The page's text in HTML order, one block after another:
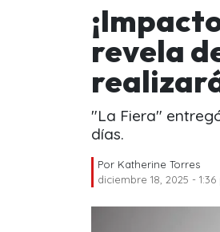
revela
"La Fiera"
días.
Por Katherine Torres
diciembre 18, 2025 - 1:36